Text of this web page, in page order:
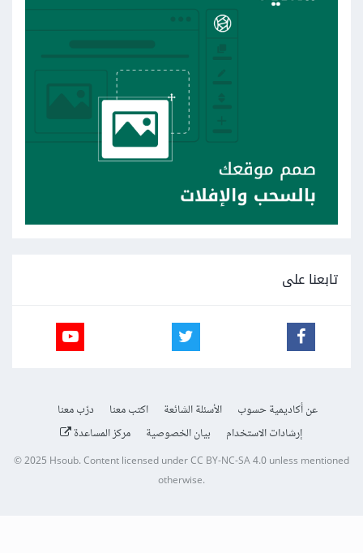
تابعنا على
عن أكاديمية حسوب الأسئلة الشائعة اكتب معنا
درّب معنا
إرشادات الاستخدام
بيان الخصوصية مركز المساعدة
© 2025 Hsoub.Content licensed underCC BY-NC-SA 4.0unless mentioned
otherwise.